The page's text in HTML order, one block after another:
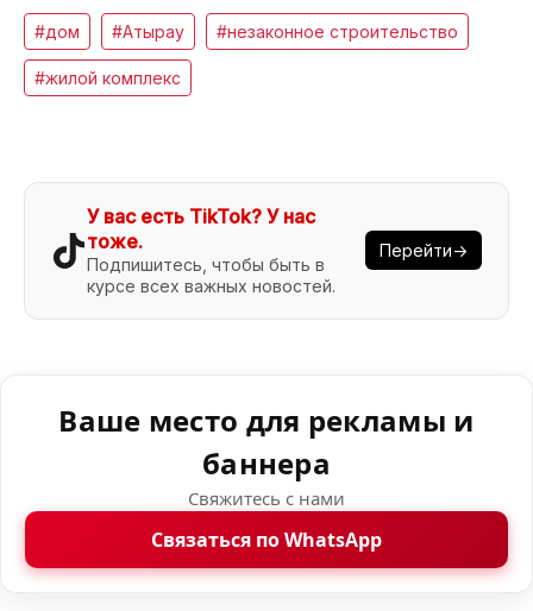
#дом #Атырау #незаконное строительство
#жилой комплекс
У вас есть TikTok? У нас
тоже.
Подпишитесь, чтобы быть в
курсе всех важных новостей.
Перейти→
Ваше место для рекламы и
баннера
Свяжитесь с нами
Связаться по WhatsApp